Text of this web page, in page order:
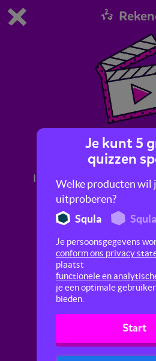
Dit is de gratis demo
Bestel nu
0
Breuken, delen en
In dit filmpje leer je meer
breuken. Weet jij wat 5
Je kunt 5
quizzen
Welke producten wil
uitproberen?
Squla
Je persoonsgegevens
conform ons privacy
plaatst
functionele en
je een optimale
bieden.
Start